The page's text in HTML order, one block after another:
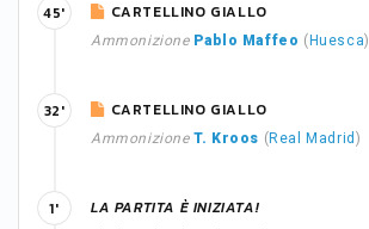
CARTELLINO GIALLO
Ammonizione Pablo Maffeo ( Huesca)
45'
CARTELLINO GIALLO
Ammonizione T. Kroos ( Real Madrid )
32'
LA PARTITA È INIZIATA!
1'